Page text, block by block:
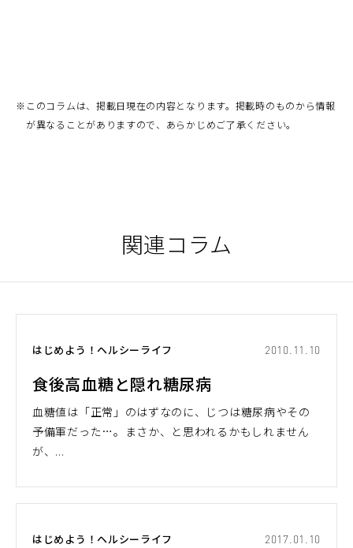
ウ
開
※ このコラムは、掲載日現在の内容となります。掲載時のものから情報
が異なることがありますので、あらかじめご了承ください。
関連コラム
はじめよう！ヘルシーライフ 2010.11.10
食後高血糖と隠れ糖尿病
血糖値は「正常」のはずなのに、じつは糖尿病やその
予備軍だった…。まさか、と思われるかもしれません
が、...
はじめよう！ヘルシーライフ 2017.01.10